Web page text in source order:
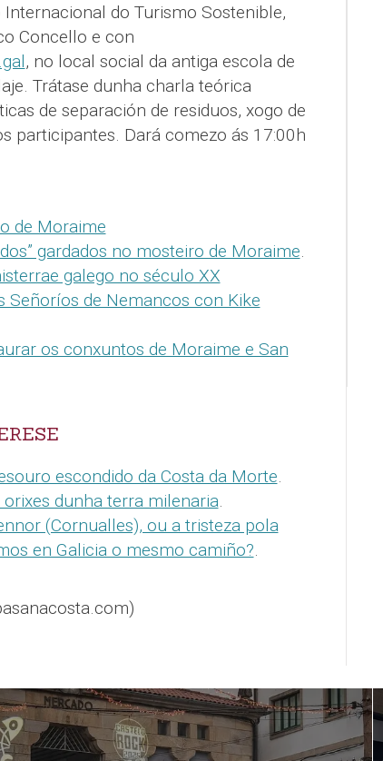
do Turismo Sostenible,
Concello e con
, no local social da antiga escola de
Trátase dunha charla teórica
de separación de residuos, xogo de
participantes. Dará comezo ás 17:00h
de Moraime
gardados no mosteiro de Moraime
galego no século XX
Señoríos de Nemancos con Kike
os conxuntos de Moraime e San
escondido da Costa da Morte
dunha terra milenaria
(Cornualles), ou a tristeza pola
en Galicia o mesmo camiño?